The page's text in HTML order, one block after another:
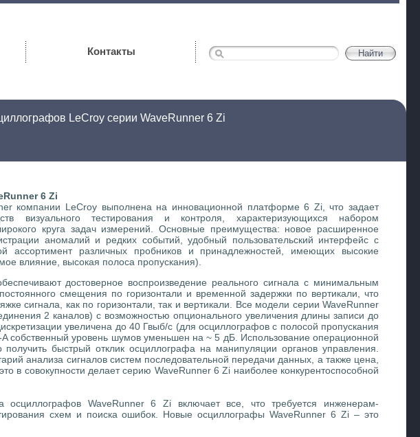
Контакты
LeCroy серии WaveRunner 6 Zi
6 Zi
компании LeCroy выполнена на инновационной платформе 6 Zi, что задает
визуального тестирования и контроля, характеризующихся набором
круга задач измерений. Основные преимущества: новое расширенное
аномалий и редких событий, удобный пользовательский интерфейс с
ассортимент различных пробников и принадлежностей, имеющих высокие
влияние, высокая полоса пропускания).
достоверное воспроизведение реального сигнала с минимальным
смещения по горизонтали и временной задержки по вертикали, что
сигнала, как по горизонтали, так и вертикали. Все модели серии WaveRunner
2 каналов) с возможностью опционального увеличения длины записи до
увеличена до 40 Гвыб/с (для осциллографов с полосой пропускания
уровень шумов уменьшен на ~ 5 дБ. Использование операционной
быстрый отклик осциллографа на манипуляции органов управления.
анализа сигналов систем последовательной передачи данных, а также цена,
в совокупности делает серию WaveRunner 6 Zi наиболее конкурентоспособной
WaveRunner 6 Zi включает все, что требуется инженерам-
схем и поиска ошибок. Новые осциллографы WaveRunner 6 Zi – это